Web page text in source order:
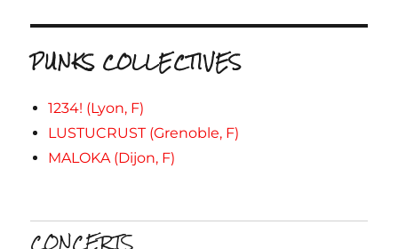
PUNKS COLLECTIVES
1234! (Lyon, F)
LUSTUCRUST (Grenoble, F)
MALOKA (Dijon, F)
CONCERTS